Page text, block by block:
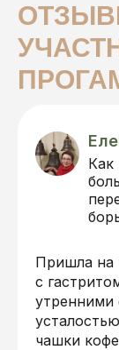
Как
Пришла на
с
утренними
чашки